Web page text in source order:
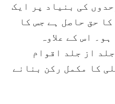
سرحدوں کی بنیاد پر ایک
حق حاصل ہے جس کا
اس کے علاوہ
از جلد اقوام
کا مکمل رکن بنانے